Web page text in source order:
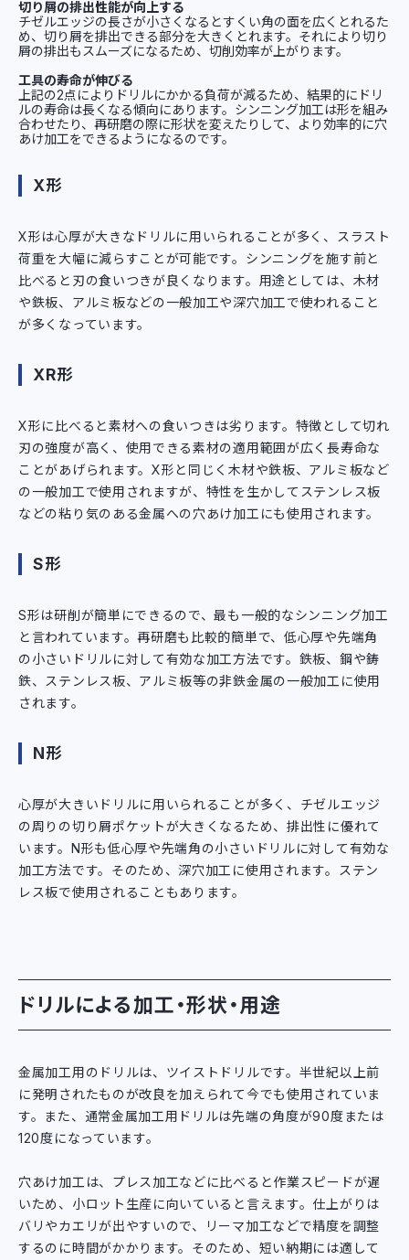
切り屑の排出性能が向上する
チゼルエッジの長さが小さくなるとすくい角の面を広くとれるた
め、切り屑を排出できる部分を大きくとれます。それにより切り
屑の排出もスムーズになるため、切削効率が上がります。
工具の寿命が伸びる
上記の2点によりドリルにかかる負荷が減るため、結果的にドリ
ルの寿命は長くなる傾向にあります。シンニング加工は形を組み
合わせたり、再研磨の際に形状を変えたりして、より効率的に穴
あけ加工をできるようになるのです。
X形
X形は心厚が大きなドリルに用いられることが多く、スラスト
荷重を大幅に減らすことが可能です。シンニングを施す前と
比べると刃の食いつきが良くなります。用途としては、木材
や鉄板、アルミ板などの一般加工や深穴加工で使われること
が多くなっています。
XR形
X形に比べると素材への食いつきは劣ります。特徴として切れ
刃の強度が高く、使用できる素材の適用範囲が広く長寿命な
ことがあげられます。X形と同じく木材や鉄板、アルミ板など
の一般加工で使用されますが、特性を生かしてステンレス板
などの粘り気のある金属への穴あけ加工にも使用されます。
S形
S形は研削が簡単にできるので、最も一般的なシンニング加工
と言われています。再研磨も比較的簡単で、低心厚や先端角
の小さいドリルに対して有効な加工方法です。鉄板、鋼や鋳
鉄、ステンレス板、アルミ板等の非鉄金属の一般加工に使用
されます。
N形
心厚が大きいドリルに用いられることが多く、チゼルエッジ
の周りの切り屑ポケットが大きくなるため、排出性に優れて
います。N形も低心厚や先端角の小さいドリルに対して有効な
加工方法です。そのため、深穴加工に使用されます。ステン
レス板で使用されることもあります。
ドリルによる加工・形状・用途
金属加工用のドリルは、ツイストドリルです。半世紀以上前
に発明されたものが改良を加えられて今でも使用されていま
す。また、通常金属加工用ドリルは先端の角度が90度または
120度になっています。
穴あけ加工は、プレス加工などに比べると作業スピードが遅
いため、小ロット生産に向いていると言えます。仕上がりは
バリやカエリが出やすいので、リーマ加工などで精度を調整
するのに時間がかかります。そのため、短い納期には適して